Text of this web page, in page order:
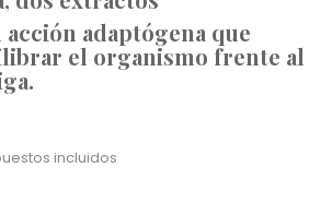
adaptógena que
el organismo frente al
incluidos